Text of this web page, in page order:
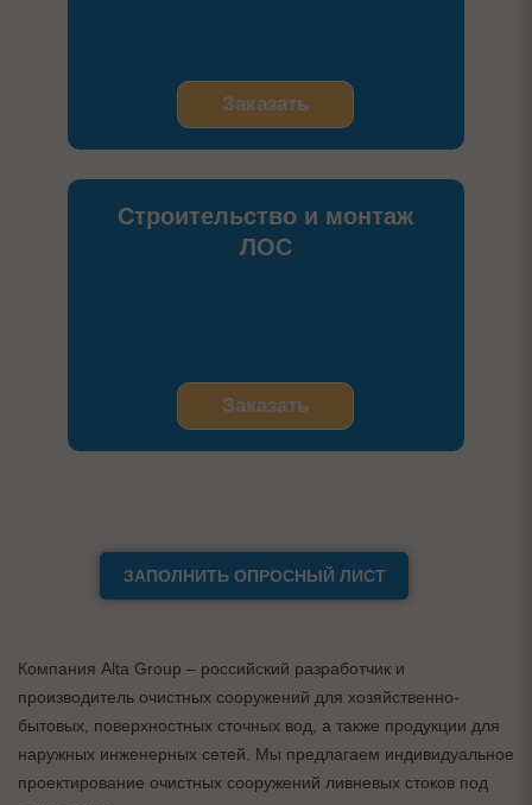
Заказать
Строительство и монтаж
ЛОС
Заказать
ЗАПОЛНИТЬ ОПРОСНЫЙ ЛИСТ
Компания Alta Group – российский разработчик и
производитель очистных сооружений для хозяйственно-
бытовых, поверхностных сточных вод, а также продукции для
наружных инженерных сетей. Мы предлагаем индивидуальное
проектирование очистных сооружений ливневых стоков под